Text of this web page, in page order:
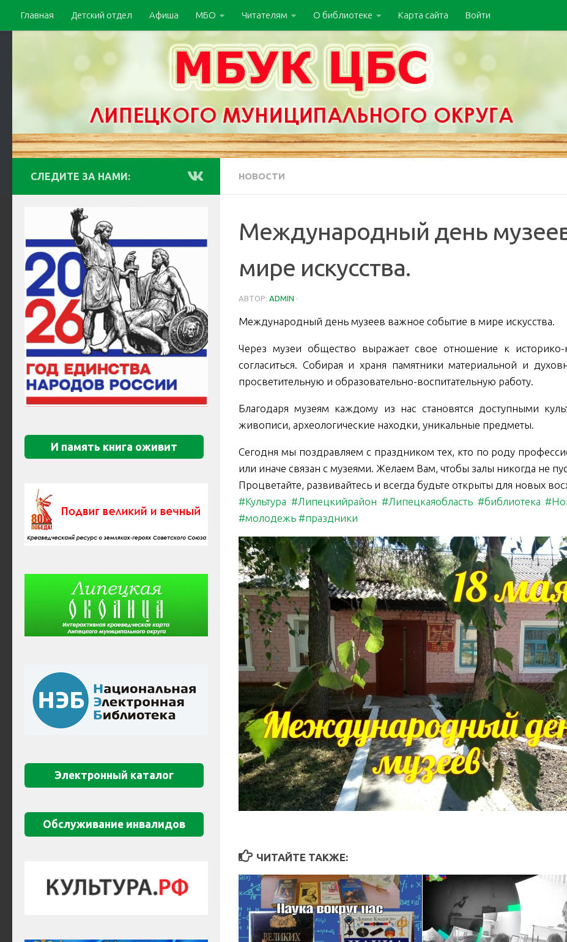
Главная Детский отдел Афиша МБО Читателям О библиотеке Карта сайта Войти
НОВОСТИ
Международный день
мире искусства.
АВТОР: ADMIN ·
Международный день музеев важное событие в мире искусства.
Через музеи общество выражает свое отношение к
согласиться. Собирая и храня памятники материальной и
просветительную и образовательно-воспитательную работу.
Благодаря музеям каждому из нас становятся доступными
живописи, археологические находки, уникальные предметы.
Сегодня мы поздравляем с праздником тех, кто по роду
или иначе связан с музеями. Желаем Вам, чтобы залы никогда не
Процветайте, развивайтесь и всегда будьте открыты для новых
#Культура #Липецкийрайон #Липецкаяобласть #библиотека
#молодежь #праздники
ЧИТАЙТЕ ТАКЖЕ:
СЛЕДИТЕ ЗА НАМИ:
И память книга оживит
Электронный каталог
Обслуживание инвалидов